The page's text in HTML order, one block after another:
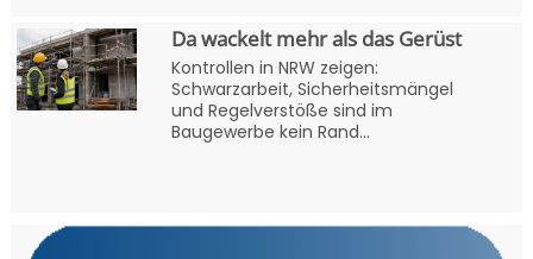
Da wackelt mehr als das Gerüst
Kontrollen in NRW zeigen:
Schwarzarbeit, Sicherheitsmängel
und Regelverstöße sind im
Baugewerbe kein Rand...